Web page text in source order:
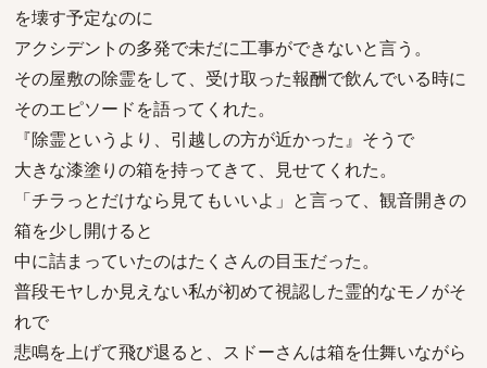
を壊す予定なのに
アクシデントの多発で未だに工事ができないと言う。
その屋敷の除霊をして、受け取った報酬で飲んでいる時に
そのエピソードを語ってくれた。
『除霊というより、引越しの方が近かった』そうで
大きな漆塗りの箱を持ってきて、見せてくれた。
「チラっとだけなら見てもいいよ」と言って、観音開きの
箱を少し開けると
中に詰まっていたのはたくさんの目玉だった。
普段モヤしか見えない私が初めて視認した霊的なモノがそ
れで
悲鳴を上げて飛び退ると、スドーさんは箱を仕舞いながら